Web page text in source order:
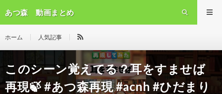
あつ森 動画まとめ
ホーム 人気記事
このシーン覚えてる？耳をすませば
再現🍃 #あつ森再現 #acnh #ひだまり